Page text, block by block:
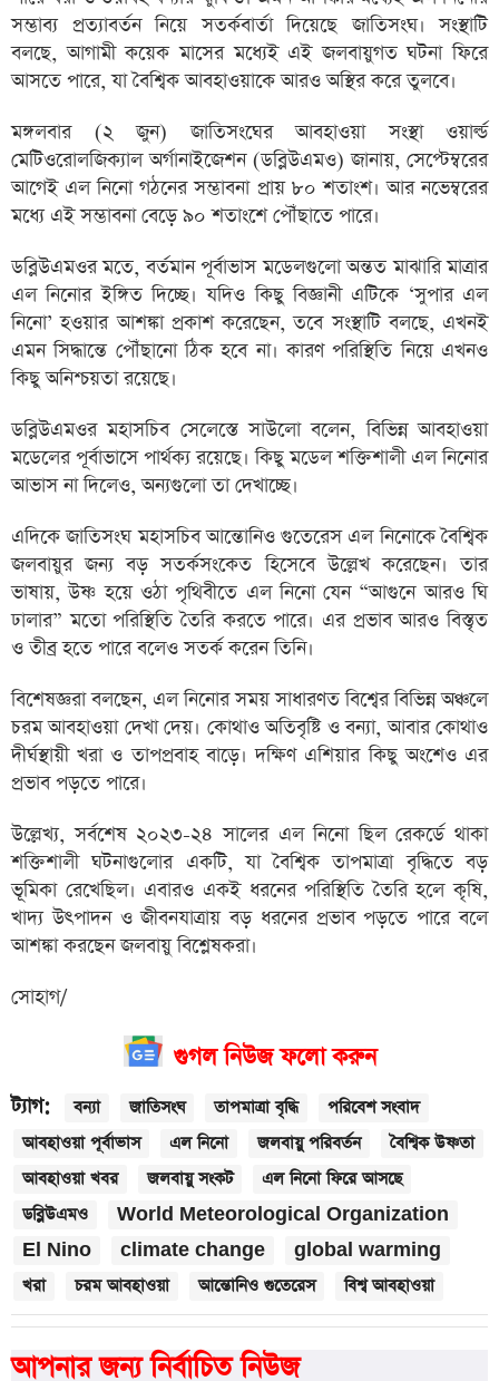
সম্ভাব্য প্রত্যাবর্তন নিয়ে সতর্কবার্তা দিয়েছে জাতিসংঘ। সংস্থাটি
বলছে, আগামী কয়েক মাসের মধ্যেই এই জলবায়ুগত ঘটনা ফিরে
আসতে পারে, যা বৈশ্বিক আবহাওয়াকে আরও অস্থির করে তুলবে।
মঙ্গলবার (২ জুন) জাতিসংঘের আবহাওয়া সংস্থা ওয়ার্ল্ড
মেটিওরোলজিক্যাল অর্গানাইজেশন (ডব্লিউএমও) জানায়, সেপ্টেম্বরের
আগেই এল নিনো গঠনের সম্ভাবনা প্রায় ৮০ শতাংশ। আর নভেম্বরের
মধ্যে এই সম্ভাবনা বেড়ে ৯০ শতাংশে পৌঁছাতে পারে।
ডব্লিউএমওর মতে, বর্তমান পূর্বাভাস মডেলগুলো অন্তত মাঝারি মাত্রার
এল নিনোর ইঙ্গিত দিচ্ছে। যদিও কিছু বিজ্ঞানী এটিকে ‘সুপার এল
নিনো’ হওয়ার আশঙ্কা প্রকাশ করেছেন, তবে সংস্থাটি বলছে, এখনই
এমন সিদ্ধান্তে পৌঁছানো ঠিক হবে না। কারণ পরিস্থিতি নিয়ে এখনও
কিছু অনিশ্চয়তা রয়েছে।
ডব্লিউএমওর মহাসচিব সেলেস্তে সাউলো বলেন, বিভিন্ন আবহাওয়া
মডেলের পূর্বাভাসে পার্থক্য রয়েছে। কিছু মডেল শক্তিশালী এল নিনোর
আভাস না দিলেও, অন্যগুলো তা দেখাচ্ছে।
এদিকে জাতিসংঘ মহাসচিব আন্তোনিও গুতেরেস এল নিনোকে বৈশ্বিক
জলবায়ুর জন্য বড় সতর্কসংকেত হিসেবে উল্লেখ করেছেন। তার
ভাষায়, উষ্ণ হয়ে ওঠা পৃথিবীতে এল নিনো যেন “আগুনে আরও ঘি
ঢালার” মতো পরিস্থিতি তৈরি করতে পারে। এর প্রভাব আরও বিস্তৃত
ও তীব্র হতে পারে বলেও সতর্ক করেন তিনি।
বিশেষজ্ঞরা বলছেন, এল নিনোর সময় সাধারণত বিশ্বের বিভিন্ন অঞ্চলে
চরম আবহাওয়া দেখা দেয়। কোথাও অতিবৃষ্টি ও বন্যা, আবার কোথাও
দীর্ঘস্থায়ী খরা ও তাপপ্রবাহ বাড়ে। দক্ষিণ এশিয়ার কিছু অংশেও এর
প্রভাব পড়তে পারে।
উল্লেখ্য, সর্বশেষ ২০২৩-২৪ সালের এল নিনো ছিল রেকর্ডে থাকা
শক্তিশালী ঘটনাগুলোর একটি, যা বৈশ্বিক তাপমাত্রা বৃদ্ধিতে বড়
ভূমিকা রেখেছিল। এবারও একই ধরনের পরিস্থিতি তৈরি হলে কৃষি,
খাদ্য উৎপাদন ও জীবনযাত্রায় বড় ধরনের প্রভাব পড়তে পারে বলে
আশঙ্কা করছেন জলবায়ু বিশ্লেষকরা।
সোহাগ/
গুগল নিউজ ফলো করুন
ট্যাগ: বন্যা জাতিসংঘ তাপমাত্রা বৃদ্ধি
পরিবেশ সংবাদ
আবহাওয়া পূর্বাভাস
এল নিনো জলবায়ু পরিবর্তন
বৈশ্বিক উষ্ণতা
আবহাওয়া খবর
জলবায়ু সংকট
এল নিনো ফিরে আসছে
ডব্লিউএমও
World Meteorological Organization
El Nino
climate change
global warming
খরা
চরম আবহাওয়া আন্তোনিও গুতেরেস বিশ্ব আবহাওয়া
আপনার জন্য নির্বাচিত নিউজ